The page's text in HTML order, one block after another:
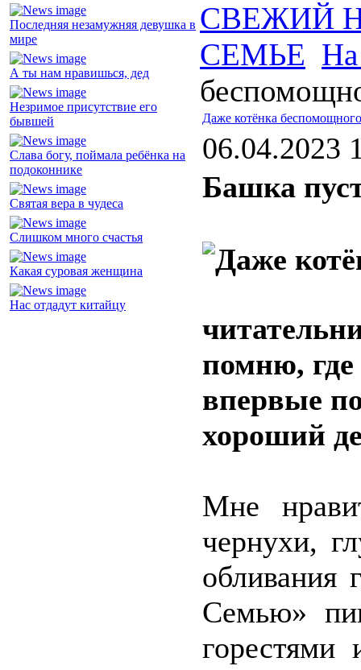
Последняя незамужняя девушка в
мире
А ты нам нравишься, дед
Незримое присутствие его
бывшей
Слава богу, поймала ребёнка на
подоконнике
Святая вера в чудеса
Слишком много счастья
Какая суровая женщина
Нас отдадут китайцу
СВЕЖИЙ
СЕМЬЕ На
Даже котёнка
06.04.2023
Башка
помню, где
впервые
хороший
Мне
чернухи,
обливания
Семью»
горестями